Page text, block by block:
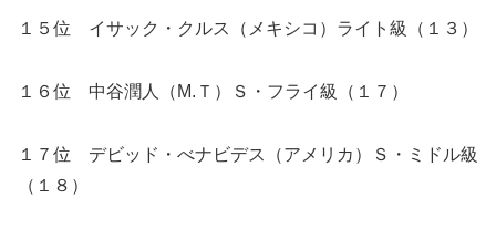
１５位 イサック・クルス（メキシコ）ライト級（１３）
１６位 中谷潤人（M.Ｔ）Ｓ・フライ級（１７）
１７位 デビッド・べナビデス（アメリカ）Ｓ・ミドル級
（１８）